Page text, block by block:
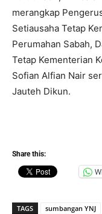
merangkap
Setiausaha Tetap
Perumahan Sabah,
Tetap Kementerian
Sofian Alfian Nair
Jauteh Dikun.
Share this:
TAGS sumbangan YNJ